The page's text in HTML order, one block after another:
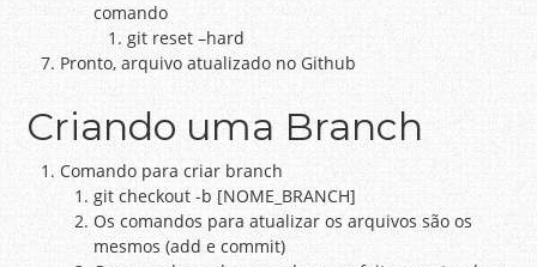
comando
git reset –hard
Pronto, arquivo atualizado no Github
Criando uma Branch
Comando para criar branch
git checkout -b [NOME_BRANCH]
Os comandos para atualizar os arquivos são os
mesmos (add e commit)